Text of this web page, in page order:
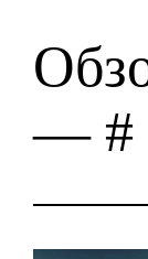
— #